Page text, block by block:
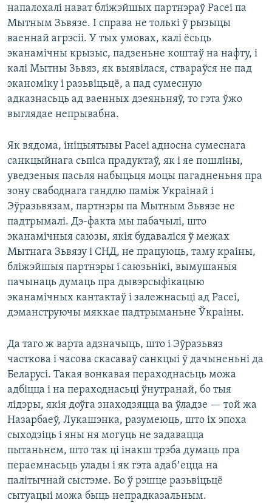
напалохалі нават бліжэйшых партнэраў Расеі па
Мытным Зьвязе. І справа не толькі ў рызыцы
ваеннай агрэсіі. У тых умовах, калі ёсьць
эканамічны крызыс, падзеньне коштаў на нафту, і
калі Мытны Зьвяз, як выявілася, ствараўся не пад
эканоміку і разьвіцьцё, а пад сумесную
адказнасьць ад ваенных дзеяньняў, то гэта ўжо
выглядае непрывабна.
Як вядома, ініцыятывы Расеі адносна сумеснага
санкцыйнага сьпіса прадуктаў, як і яе пошліны,
уведзеныя пасьля набыцьця моцы пагадненьня пра
зону свабоднага гандлю паміж Украінай і
Эўразьвязам, партнэры па Мытным Зьвязе не
падтрымалі. Дэ-факта мы пабачылі, што
эканамічныя саюзы, якія будаваліся ў межах
Мытнага Зьвязу і СНД, не працуюць, таму краіны,
бліжэйшыя партнэры і саюзьнікі, вымушаныя
пачынаць думаць пра дывэрсыфікацыю
эканамічных кантактаў і залежнасьці ад Расеі,
дэманструючы мяккае падтрыманьне Ўкраіны.
Да таго ж варта адзначыць, што і Эўразьвяз
часткова і часова скасаваў санкцыі ў дачыненьні да
Беларусі. Такая вонкавая пераходнасьць можа
адбіцца і на пераходнасьці ўнутранай, бо тыя
лідэры, якія доўга знаходзяцца ва ўладзе — той жа
Назарбаеў, Лукашэнка, разумеюць, што іх эпоха
сыходзіць і яны ня могуць не задавацца
пытаньнем, што так ці інакш трэба думаць пра
пераемнасьць улады і як гэта адабʼецца на
палітычнай сыстэме. Бо ў рэшце разьвіцьцё
сытуацыі можа быць непрадказальным.